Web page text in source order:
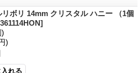
リボリ 14mm クリスタル ハニー （1個
)